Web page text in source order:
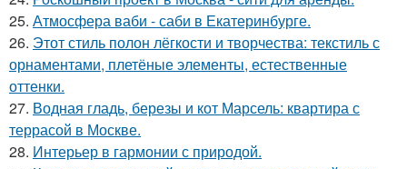
25. Атмосфера ваби - саби в Екатеринбурге.
26. Этот стиль полон лёгкости и творчества: текстиль с
орнаментами, плетёные элементы, естественные
оттенки.
27. Водная гладь, березы и кот Марсель: квартира с
террасой в Москве.
28. Интерьер в гармонии с природой.